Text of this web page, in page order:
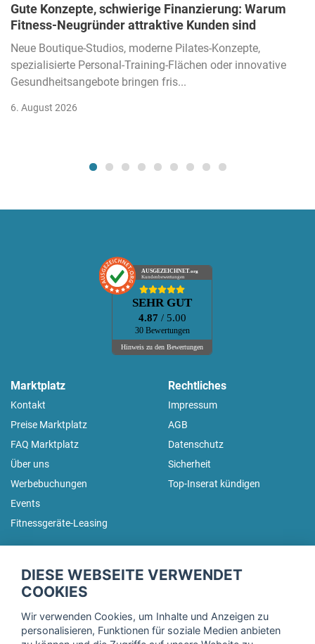
Gute Konzepte, schwierige Finanzierung: Warum
Fitness-Neugründer attraktive Kunden sind
Neue Boutique-Studios, moderne Pilates-Konzepte,
spezialisierte Personal-Training-Flächen oder innovative
Gesundheitsangebote bringen fris...
6. August 2026
AUSGEZEICHNET.org
Kundenbewertungen
SEHR GUT
4.87 / 5.00
30 Bewertungen
Hinweis zu den Bewertungen
Marktplatz
Kontakt
Preise Marktplatz
FAQ Marktplatz
Über uns
Werbebuchungen
Events
Fitnessgeräte-Leasing
Rechtliches
Impressum
AGB
Datenschutz
Sicherheit
Top-Inserat kündigen
Trage dich hier für unseren Newsletter ein und erhalte regelmäßig
DIESE WEBSEITE VERWENDET
COOKIES
Wir verwenden Cookies, um Inhalte und Anzeigen zu
personalisieren, Funktionen für soziale Medien anbieten